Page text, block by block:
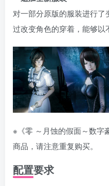
对一部分原版的服装进行了
过改变角色的穿着，能够以
※《零 ～月蚀的假面～数字
商品，请注意重复购买。
配置要求